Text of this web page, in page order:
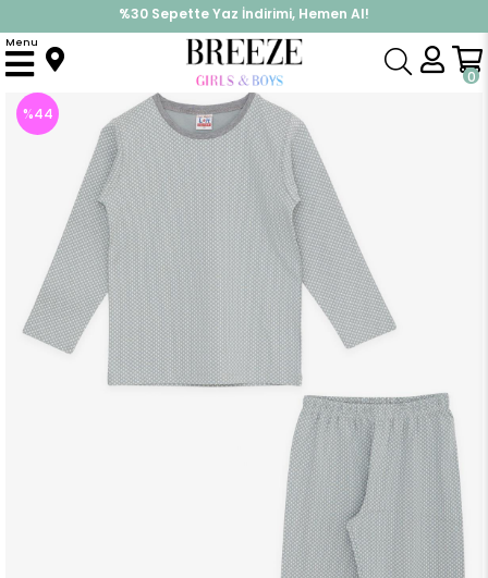
%30 Sepette Yaz İndirimi, Hemen Al!
İndirimlere ek %10 İndirimi Kap, Hemen Üye Ol!
0
Menu
Anasayfa Pijama & İç Giyim ERKEK Pijama Takımı
%44